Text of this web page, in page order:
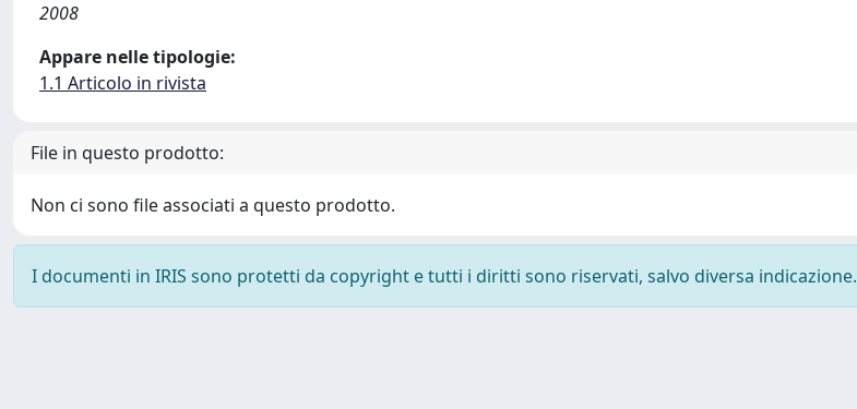
2008
Appare nelle tipologie:
1.1 Articolo in rivista
File in questo prodotto:
Non ci sono file associati a questo prodotto.
I documenti in IRIS sono protetti da copyright e tutti i diritti sono riservati, salvo diversa indicazione.